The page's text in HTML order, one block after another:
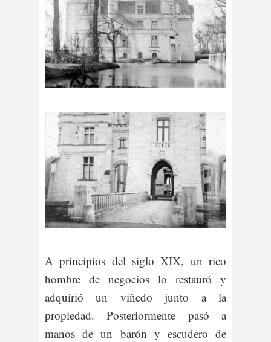
A principios del siglo XIX, un rico
hombre de negocios lo restauró y
adquirió un viñedo junto a la
propiedad. Posteriormente pasó a
manos de un barón y escudero de